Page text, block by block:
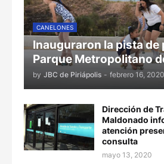
CANELONES
Inauguraron la pista de
Parque Metropolitano
by JBC de Piriápolis - febrero 16, 2020
Dirección de
Maldonado
atención
consulta
mayo 13, 2020